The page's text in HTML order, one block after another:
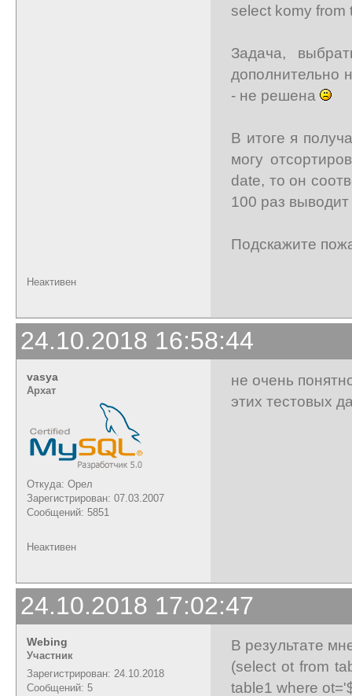
select komy from
Задача,
дополнительно
- не решена
В итоге я
могу
date, то он
100 раз
Подскажите
Неактивен
24.10.2018 16:58:44
vasya
Архат
Откуда: Орел
Зарегистрирован: 07.03.2007
Сообщений: 5851
не очень
этих тестовых
Неактивен
24.10.2018 17:02:47
Webing
Участник
Зарегистрирован: 24.10.2018
Сообщений: 5
В результате
(select ot from
table1 where